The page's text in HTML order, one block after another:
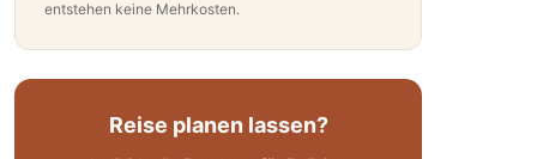
entstehen keine Mehrkosten.
Reise planen lassen?